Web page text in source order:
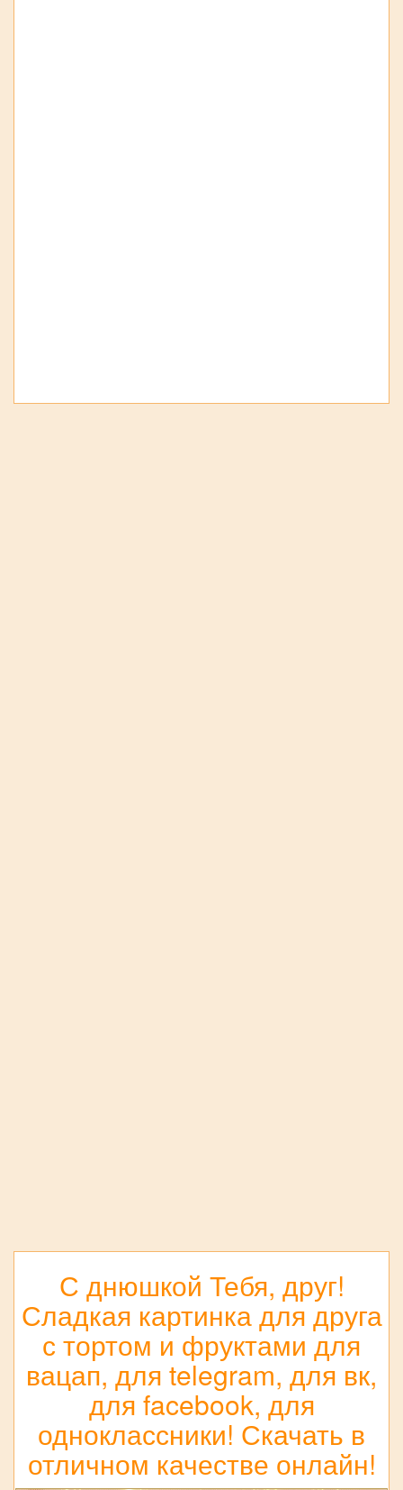
С днюшкой Тебя, друг!
Сладкая картинка для друга
с тортом и фруктами для
вацап, для telegram, для вк,
для facebook, для
одноклассники! Скачать в
отличном качестве онлайн!